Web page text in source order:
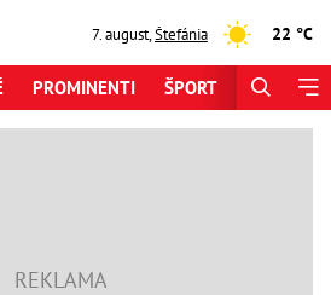
7. august,Štefánia 22 °C
PROMINENTI ŠPORT